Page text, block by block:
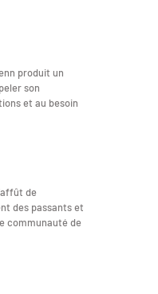
produit un
son
et au besoin
de
des passants et
communauté de